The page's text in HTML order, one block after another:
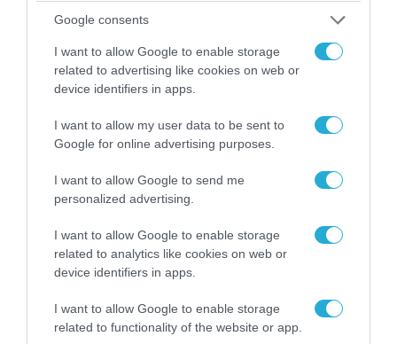
Google consents
I want to allow Google to enable storage
related to advertising like cookies on web or
device identifiers in apps.
I want to allow my user data to be sent to
Google for online advertising purposes.
I want to allow Google to send me
personalized advertising.
I want to allow Google to enable storage
related to analytics like cookies on web or
device identifiers in apps.
I want to allow Google to enable storage
related to functionality of the website or app.
09.08.2026 | 18:02
Το Ιράν δημοσίευσε βίντεο με τον Μοτζτάμπα
Χαμενεΐ